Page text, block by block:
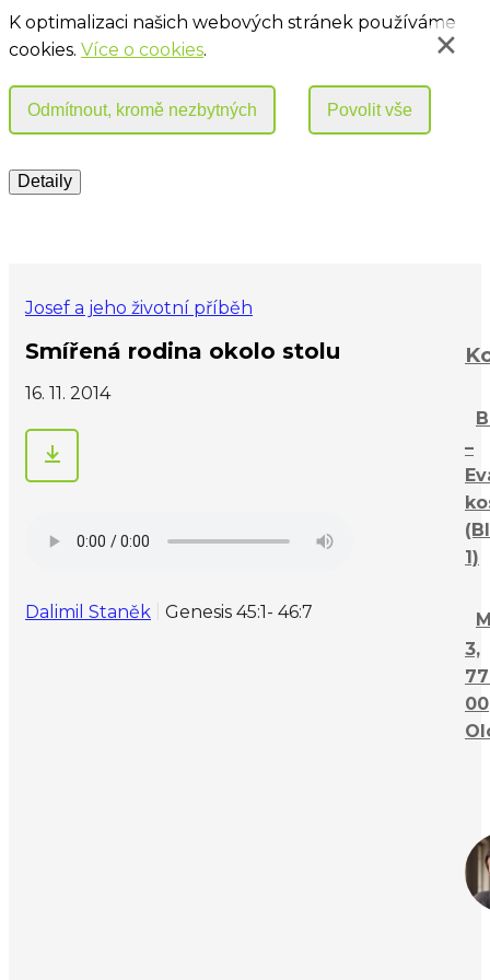
K optimalizaci našich webových stránek používáme
cookies. Více o cookies.
Josef a jeho životní příběh
Smířená rodina okolo stolu
16. 11. 2014
Dalimil Staněk Genesis 45:1- 46:7
–
1)
3,
00